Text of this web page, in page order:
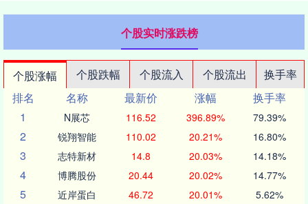
个股实时涨跌榜
个股涨幅 个股跌幅 个股流入 个股流出
换手率
排名
名称 最新价 涨幅
换手率
1
N展芯 116.52 396.89% 79.39%
2 锐翔智能 110.02 20.21% 16.80%
3 志特新材 14.8 20.03% 14.18%
4 博腾股份 20.44 20.02% 14.77%
5 近岸蛋白 46.72 20.01% 5.62%